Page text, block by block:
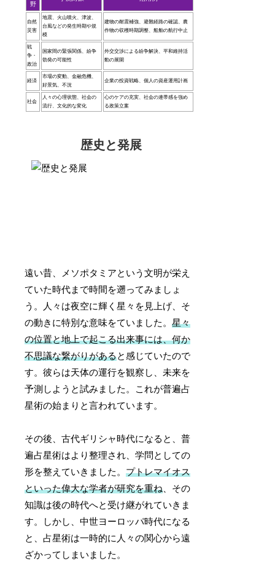
野
自然
災害
地震、火山噴火、津波、
台風などの発生時期や規
模
建物の耐震補強、避難経路の確認、農
作物の収穫時期調整、船舶の航行中止
戦
争・
政治
国家間の緊張関係、紛争
勃発の可能性
外交交渉による紛争解決、平和維持活
動の展開
経済
市場の変動、金融危機、
好景気、不況
企業の投資戦略、個人の資産運用計画
社会
人々の心理状態、社会の
流行、文化的な変化
心のケアの充実、社会の連帯感を強め
る政策立案
歴史と発展
遠い昔、メソポタミアという文明が栄え
ていた時代まで時間を遡ってみましょ
う。人々は夜空に輝く星々を見上げ、そ
の動きに特別な意味をていました。星々
の位置と地上で起こる出来事には、何か
不思議な繋がりがあると感じていたので
す。彼らは天体の運行を観察し、未来を
予測しようと試みました。これが普遍占
星術の始まりと言われています。
その後、古代ギリシャ時代になると、普
遍占星術はより整理され、学問としての
形を整えていきました。プトレマイオス
といった偉大な学者が研究を重ね 、その
知識は後の時代へと受け継がれていきま
す。しかし、中世ヨーロッパ時代になる
と、占星術は一時的に人々の関心から遠
ざかってしまいました。